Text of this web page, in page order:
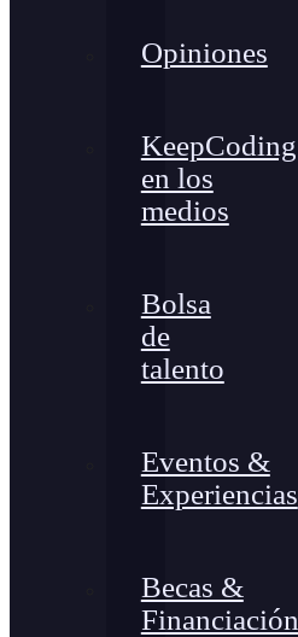
Opiniones
KeepCoding
en los
medios
Bolsa
de
talento
Eventos &
Experiencias
Becas &
Financiación